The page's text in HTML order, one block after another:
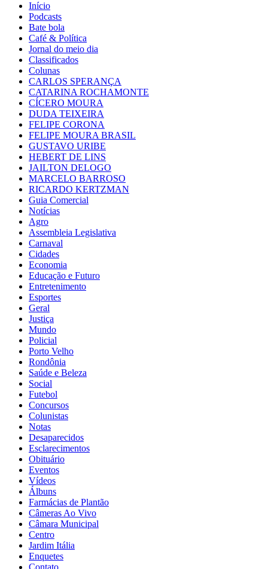
Início
Podcasts
Bate bola
Café & Política
Jornal do meio dia
Classificados
Colunas
CARLOS SPERANÇA
CATARINA ROCHAMONTE
CÍCERO MOURA
DUDA TEIXEIRA
FELIPE CORONA
FELIPE MOURA BRASIL
GUSTAVO URIBE
HEBERT DE LINS
JAILTON DELOGO
MARCELO BARROSO
RICARDO KERTZMAN
Guia Comercial
Notícias
Agro
Assembleia Legislativa
Carnaval
Cidades
Economia
Educação e Futuro
Entretenimento
Esportes
Geral
Justiça
Mundo
Policial
Porto Velho
Rondônia
Saúde e Beleza
Social
Futebol
Concursos
Colunistas
Notas
Desaparecidos
Esclarecimentos
Obituário
Eventos
Vídeos
Álbuns
Farmácias de Plantão
Câmeras Ao Vivo
Câmara Municipal
Centro
Jardim Itália
Enquetes
Contato